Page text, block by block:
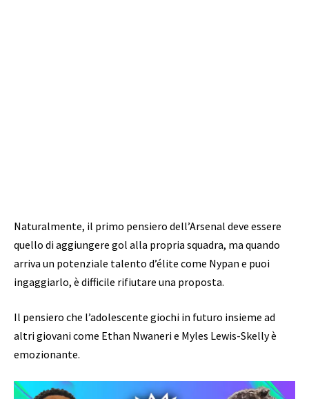
Naturalmente, il primo pensiero dell’Arsenal deve essere
quello di aggiungere gol alla propria squadra, ma quando
arriva un potenziale talento d’élite come Nypan e puoi
ingaggiarlo, è difficile rifiutare una proposta.
Il pensiero che l’adolescente giochi in futuro insieme ad
altri giovani come Ethan Nwaneri e Myles Lewis-Skelly è
emozionante.